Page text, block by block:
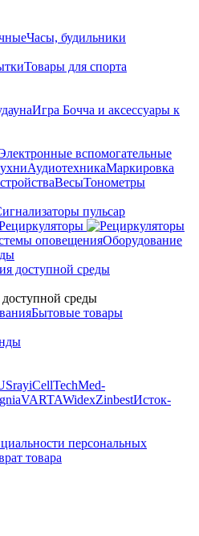
Часы, будильники
Товары для спорта
Игра Бочча и аксессуары к
вспомогательные
АудиотехникаМаркировка
ВесыТонометры
Оборудование
среды
Бытовые товары
iCellTechMed-
VARTAWidexZinbestИсток-
персональных
товара